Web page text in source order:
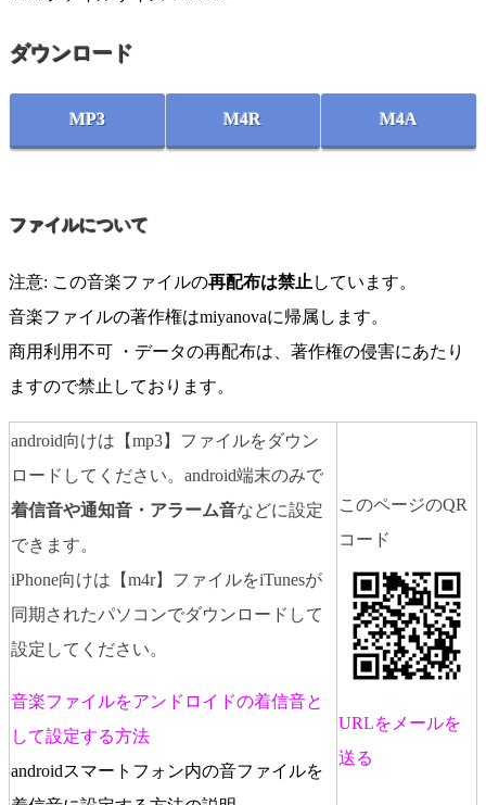
ダウンロード
MP3 M4R M4A
ファイルについて
注意: この音楽ファイルの再配布は禁止 しています。
音楽ファイルの著作権はmiyanovaに帰属します。
商用利用不可 ・データの再配布は、著作権の侵害にあたり
ますので禁止しております。
android向けは【mp3】ファイルをダウン
ロードしてください。android端末のみで
着信音や通知音・アラーム音などに設定
できます。
iPhone向けは【m4r】ファイルをiTunesが
同期されたパソコンでダウンロードして
設定してください。
音楽ファイルをアンドロイドの着信音と
して設定する方法
androidスマートフォン内の音ファイルを
このページのQR
コード
URLをメールを
送る